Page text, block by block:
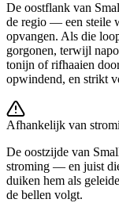
De oostflank van
de regio — een steile
opvangen. Als die
gorgonen, terwijl
tonijn of rifhaaien
opwindend, en strikt
Afhankelijk van
De oostzijde van
stroming — en juist
duiken hem als
de bellen volgt.